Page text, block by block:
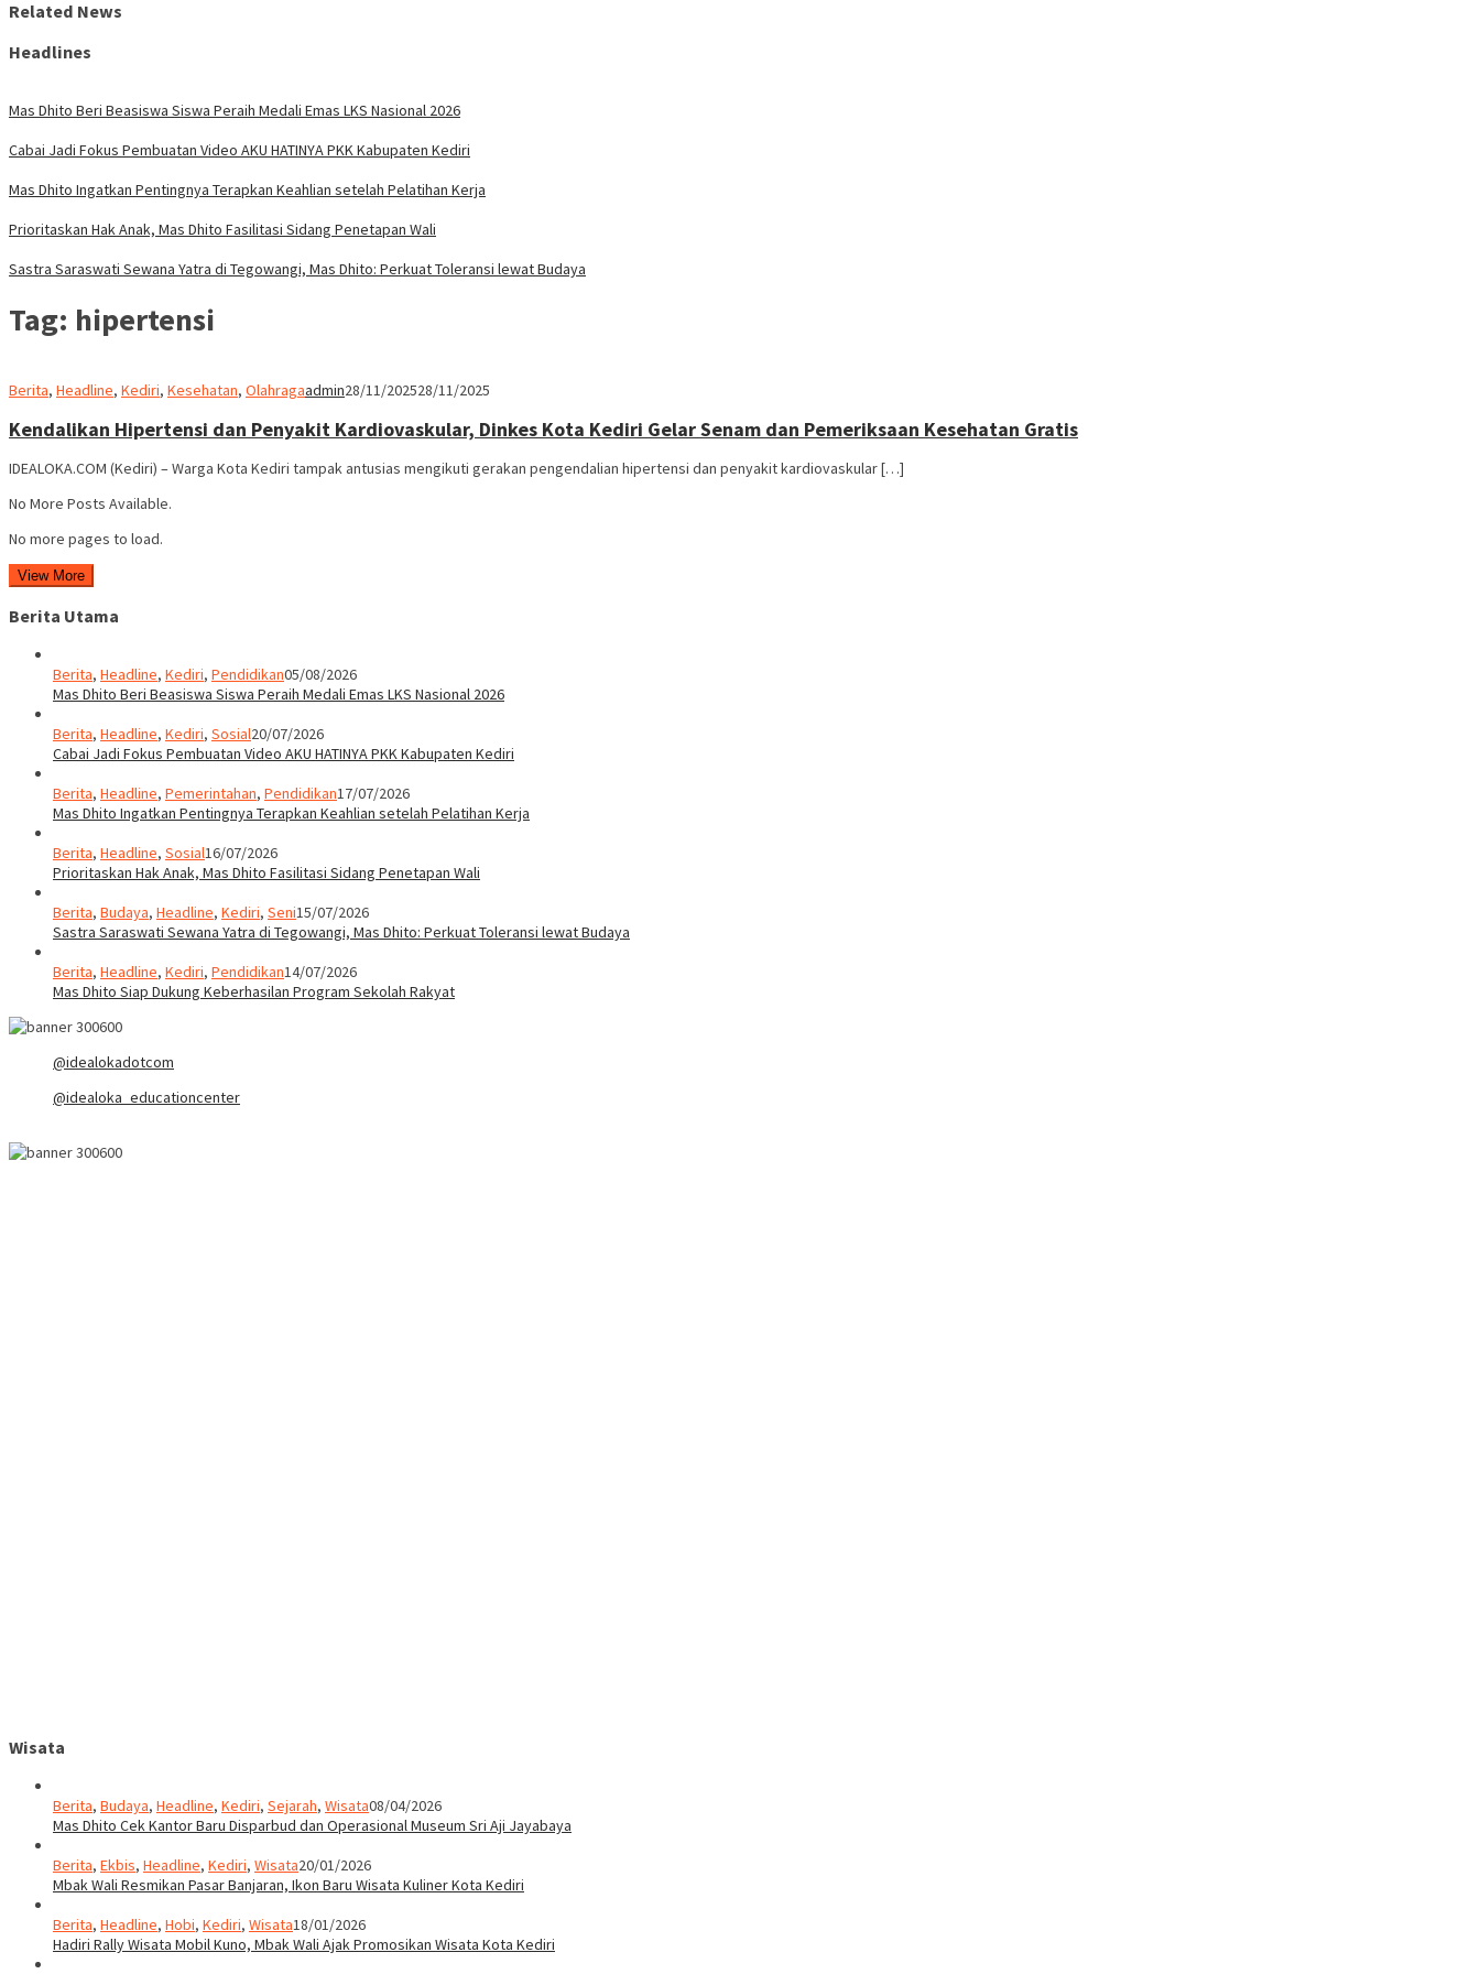
Related News
Headlines
Mas Dhito Beri Beasiswa Siswa Peraih Medali Emas LKS Nasional 2026
Cabai Jadi Fokus Pembuatan Video AKU HATINYA PKK Kabupaten Kediri
Mas Dhito Ingatkan Pentingnya Terapkan Keahlian setelah Pelatihan Kerja
Prioritaskan Hak Anak, Mas Dhito Fasilitasi Sidang Penetapan Wali
Sastra Saraswati Sewana Yatra di Tegowangi, Mas Dhito: Perkuat Toleransi lewat Budaya
Tag: hipertensi
Berita, Headline, Kediri, Kesehatan, Olahragaadmin28/11/202528/11/2025
Kendalikan Hipertensi dan Penyakit Kardiovaskular, Dinkes Kota Kediri Gelar Senam dan Pemeriksaan Kesehatan Gratis
IDEALOKA.COM (Kediri) – Warga Kota Kediri tampak antusias mengikuti gerakan pengendalian hipertensi dan penyakit kardiovaskular […]
No More Posts Available.
No more pages to load.
View More
Berita Utama
Berita, Headline, Kediri, Pendidikan05/08/2026
Mas Dhito Beri Beasiswa Siswa Peraih Medali Emas LKS Nasional 2026
Berita, Headline, Kediri, Sosial20/07/2026
Cabai Jadi Fokus Pembuatan Video AKU HATINYA PKK Kabupaten Kediri
Berita, Headline, Pemerintahan, Pendidikan17/07/2026
Mas Dhito Ingatkan Pentingnya Terapkan Keahlian setelah Pelatihan Kerja
Berita, Headline, Sosial16/07/2026
Prioritaskan Hak Anak, Mas Dhito Fasilitasi Sidang Penetapan Wali
Berita, Budaya, Headline, Kediri, Seni15/07/2026
Sastra Saraswati Sewana Yatra di Tegowangi, Mas Dhito: Perkuat Toleransi lewat Budaya
Berita, Headline, Kediri, Pendidikan14/07/2026
Mas Dhito Siap Dukung Keberhasilan Program Sekolah Rakyat
@idealokadotcom
@idealoka_educationcenter
Wisata
Berita, Budaya, Headline, Kediri, Sejarah, Wisata08/04/2026
Mas Dhito Cek Kantor Baru Disparbud dan Operasional Museum Sri Aji Jayabaya
Berita, Ekbis, Headline, Kediri, Wisata20/01/2026
Mbak Wali Resmikan Pasar Banjaran, Ikon Baru Wisata Kuliner Kota Kediri
Berita, Headline, Hobi, Kediri, Wisata18/01/2026
Hadiri Rally Wisata Mobil Kuno, Mbak Wali Ajak Promosikan Wisata Kota Kediri